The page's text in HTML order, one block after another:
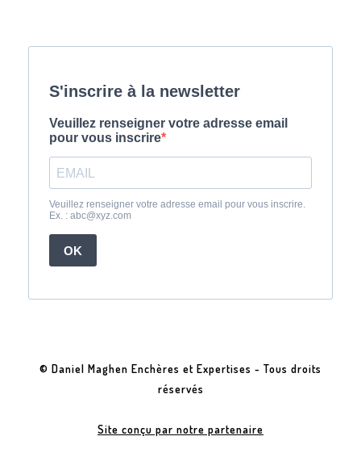
© Daniel Maghen Enchères et Expertises - Tous droits
réservés
Site conçu par notre partenaire